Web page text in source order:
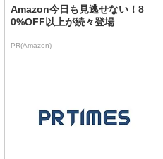
Amazon今日も見逃せない！8
0%OFF以上が続々登場
PR(Amazon)